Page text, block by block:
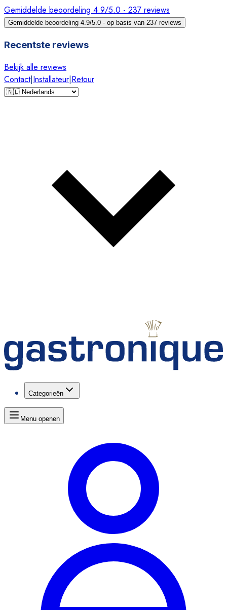
Gemiddelde beoordeling 4.9/5.0 - 237 reviews
Gemiddelde beoordeling 4.9/5.0 - op basis van 237 reviews
Recentste reviews
Bekijk alle reviews
Contact|Installateur|Retour
Categorieën
Menu openen